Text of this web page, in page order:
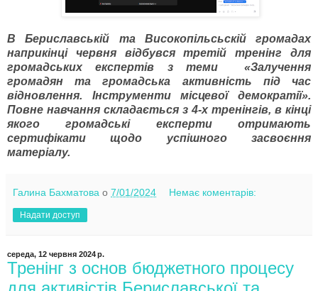
В Бериславській та Високопільсьскій громадах
наприкінці червня відбувся третій тренінг для
громадських експертів з теми «Залучення
громадян та громадська активність під час
відновлення. Інструменти місцевої демократії».
Повне навчання складається з 4-х тренінгів, в кінці
якого громадські експерти отримають
сертифікати щодо успішного засвоєння
матеріалу.
Галина Бахматова о 7/01/2024 Немає коментарів:
Надати доступ
середа, 12 червня 2024 р.
Тренінг з основ бюджетного процесу